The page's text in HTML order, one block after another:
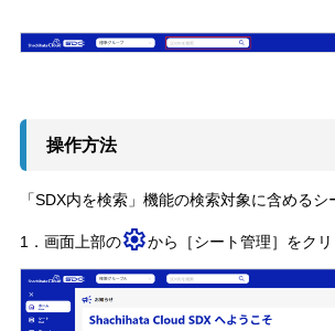
操作方法
「SDX内を検索」機能の検索対象に含めるシ
1．画面上部の から［シート管理］をクリ